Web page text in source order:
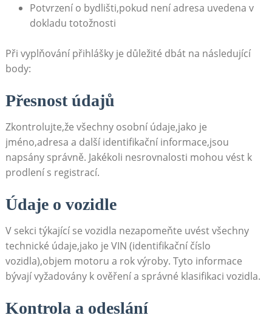
Potvrzení o bydlišti,pokud není adresa uvedena v
dokladu totožnosti
Při vyplňování přihlášky je důležité dbát na následující
body:
Přesnost údajů
Zkontrolujte,že všechny osobní údaje,jako je
jméno,adresa a další identifikační informace,jsou
napsány správně. Jakékoli nesrovnalosti mohou vést k
prodlení s registrací.
Údaje o vozidle
V sekci týkající se vozidla nezapomeňte uvést všechny
technické údaje,jako je VIN (identifikační číslo
vozidla),objem motoru a rok výroby. Tyto informace
bývají vyžadovány k ověření a správné klasifikaci vozidla.
Kontrola a odeslání